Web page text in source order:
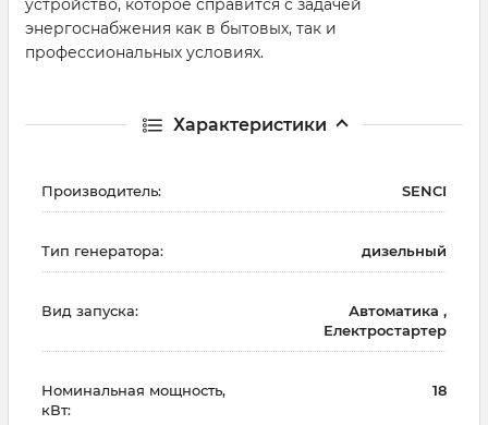
устройство, которое справится с задачей
энергоснабжения как в бытовых, так и
профессиональных условиях.
Характеристики
Производитель: SENCI
Тип генератора: дизельный
Вид запуска:
Автоматика ,
Електростартер
Номинальная мощность,
кВт:
18